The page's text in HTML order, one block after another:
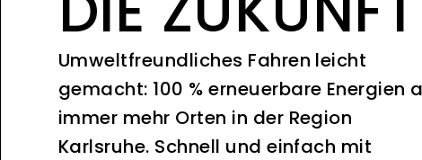
Umweltfreundliches Fahren leicht
gemacht: 100 % erneuerbare Energien
immer mehr Orten in der Region
Karlsruhe. Schnell und einfach mit